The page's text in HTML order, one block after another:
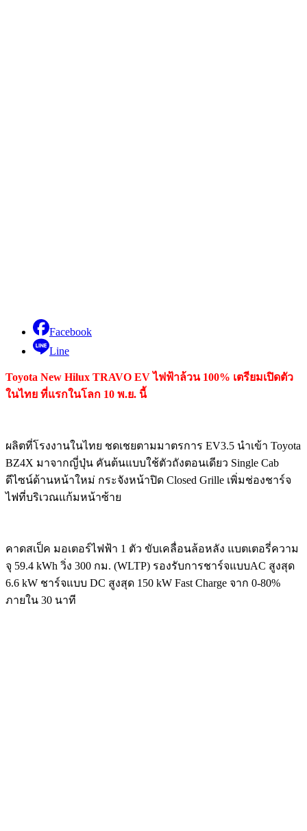
Facebook
Line
Toyota New Hilux TRAVO EV ไฟฟ้าล้วน 100% เตรียมเปิดตัว
ในไทย ที่แรกในโลก 10 พ.ย. นี้
ผลิตที่โรงงานในไทย ชดเชยตามมาตรการ EV3.5 นำเข้า Toyota
BZ4X มาจากญี่ปุ่น คันต้นแบบใช้ตัวถังตอนเดียว Single Cab
ดีไซน์ด้านหน้าใหม่ กระจังหน้าปิด Closed Grille เพิ่มช่องชาร์จ
ไฟที่บริเวณแก้มหน้าซ้าย
คาดสเป็ค มอเตอร์ไฟฟ้า 1 ตัว ขับเคลื่อนล้อหลัง แบตเตอรี่ความ
จุ 59.4 kWh วิ่ง 300 กม. (WLTP) รองรับการชาร์จแบบAC สูงสุด
6.6 kW ชาร์จแบบ DC สูงสุด 150 kW Fast Charge จาก 0-80%
ภายใน 30 นาที